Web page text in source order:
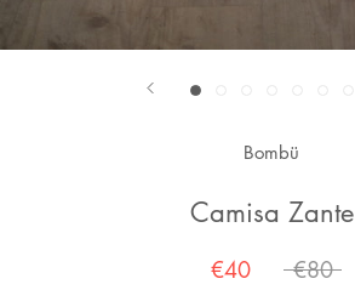
Bombü
Camisa Zante
€40 €80